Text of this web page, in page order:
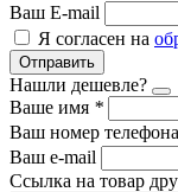
Ваш E-mail
Я согласен на
Отправить
Нашли дешевле?
Ваше имя *
Ваш номер телефона
Ваш e-mail
Ссылка на товар